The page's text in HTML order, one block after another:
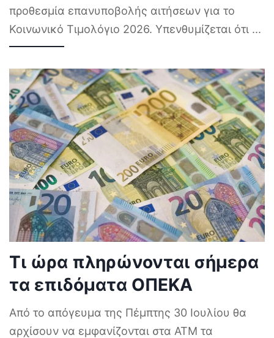
προθεσμία επανυποβολής αιτήσεων για το
Κοινωνικό Τιμολόγιο 2026. Υπενθυμίζεται ότι ...
Τι ώρα πληρώνονται σήμερα
τα επιδόματα ΟΠΕΚΑ
Από το απόγευμα της Πέμπτης 30 Ιουλίου θα
αρχίσουν να εμφανίζονται στα ΑΤΜ τα